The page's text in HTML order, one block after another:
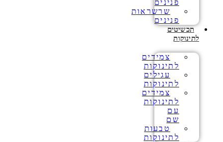
פנינים
שרשראות
פנינים
תכשיטים
לתינוקות
צמידים
לתינוקות
עגילים
לתינוקות
צמידים
לתינוקות
עם
שם
טבעות
לתינוקות